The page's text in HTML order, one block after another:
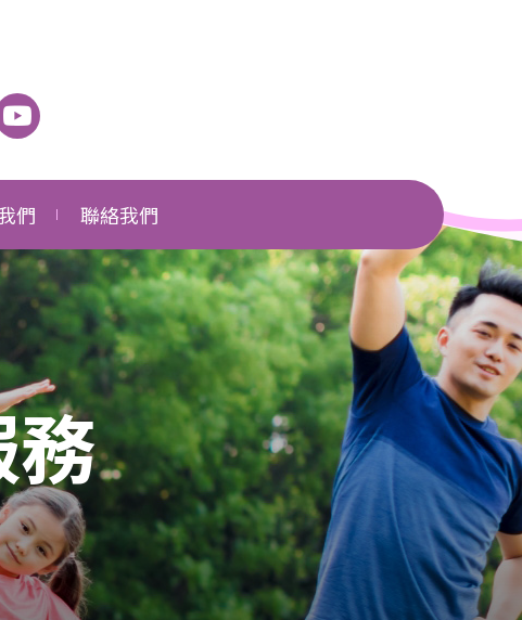
們
缺
請
聯絡我們
單位一覽
相關網頁
下載區